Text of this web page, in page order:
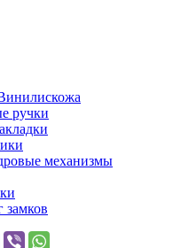
ручки
механизмы
замков